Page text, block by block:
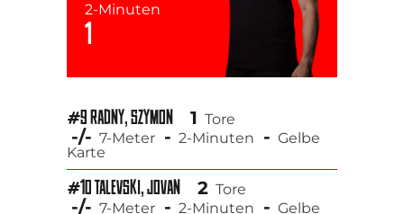
2-Minuten
1
#9 RADNY, SZYMON 1 Tore
-/- 7-Meter - 2-Minuten - Gelbe
Karte
#10 TALEVSKI, JOVAN 2 Tore
-/- 7-Meter - 2-Minuten - Gelbe